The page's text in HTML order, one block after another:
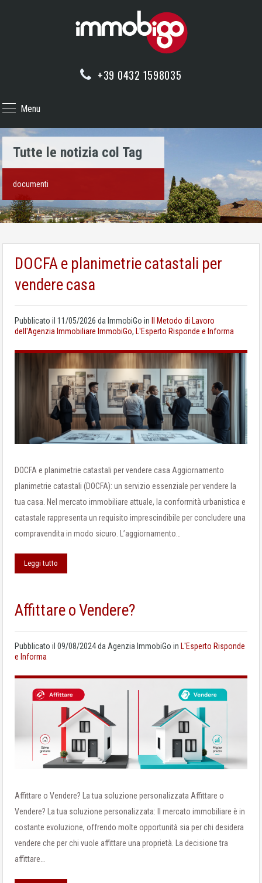
+39 0432 1598035
Menu
Tutte le notizia col Tag
documenti
DOCFA e planimetrie catastali per
vendere casa
Pubblicato il 11/05/2026 da ImmobiGo in
Il Metodo di Lavoro
dell'Agenzia Immobiliare ImmobiGo, L'Esperto Risponde e Informa
DOCFA e planimetrie catastali per vendere casa Aggiornamento
planimetrie catastali (DOCFA): un servizio essenziale per vendere la
tua casa. Nel mercato immobiliare attuale, la conformità urbanistica e
catastale rappresenta un requisito imprescindibile per concludere una
compravendita in modo sicuro. L’aggiornamento…
Leggi tutto
Affittare o Vendere?
Pubblicato il 09/08/2024da Agenzia ImmobiGo in L'Esperto Risponde
e Informa
Affittare o Vendere? La tua soluzione personalizzata Affittare o
Vendere? La tua soluzione personalizzata: Il mercato immobiliare è in
costante evoluzione, offrendo molte opportunità sia per chi desidera
vendere che per chi vuole affittare una proprietà. La decisione tra
affittare…